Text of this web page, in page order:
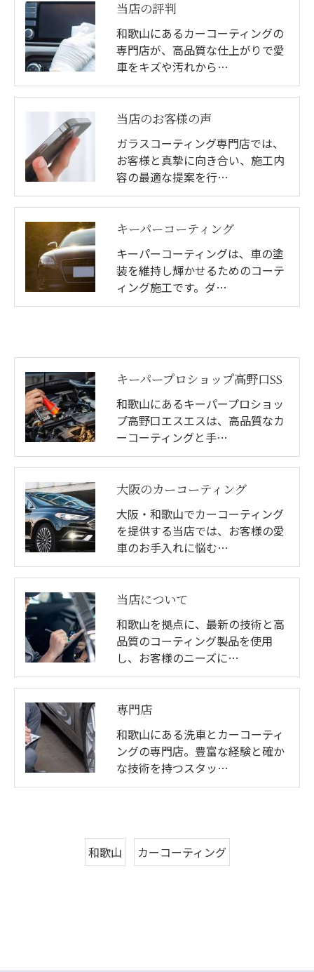
当店の評判
和歌山にあるカーコーティングの
専門店が、高品質な仕上がりで愛
車をキズや汚れから…
当店のお客様の声
ガラスコーティング専門店では、
お客様と真摯に向き合い、施工内
容の最適な提案を行…
キーパーコーティング
キーパーコーティングは、車の塗
装を維持し輝かせるためのコーテ
ィング施工です。ダ…
キーパープロショップ高野口SS
和歌山にあるキーパープロショッ
プ高野口エスエスは、高品質なカ
ーコーティングと手…
大阪のカーコーティング
大阪・和歌山でカーコーティング
を提供する当店では、お客様の愛
車のお手入れに悩む…
当店について
和歌山を拠点に、最新の技術と高
品質のコーティング製品を使用
し、お客様のニーズに…
専門店
和歌山にある洗車とカーコーティ
ングの専門店。豊富な経験と確か
な技術を持つスタッ…
和歌山 カーコーティング